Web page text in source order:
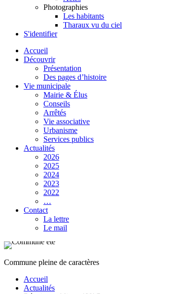
Photographies
Les habitants
Tharaux vu du ciel
S'identifier
Accueil
Découvrir
Présentation
Des pages d’histoire
Vie municipale
Mairie & Élus
Conseils
Arrêtés
Vie associative
Urbanisme
Services publics
Actualités
2026
2025
2024
2023
2022
…
Contact
La lettre
Le mail
Commune pleine de caractères
Accueil
Actualités